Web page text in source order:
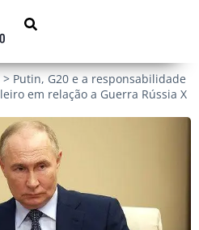
> Putin, G20 e a responsabilidade
em relação a Guerra Rússia X